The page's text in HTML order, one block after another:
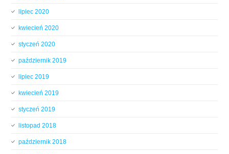
lipiec 2020
kwiecień 2020
styczeń 2020
październik 2019
lipiec 2019
kwiecień 2019
styczeń 2019
listopad 2018
październik 2018